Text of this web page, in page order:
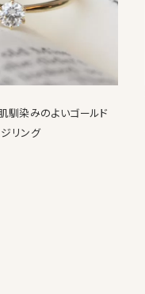
馴染みのよいゴールド
リング